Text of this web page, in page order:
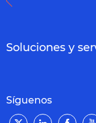
Soluciones y
Síguenos